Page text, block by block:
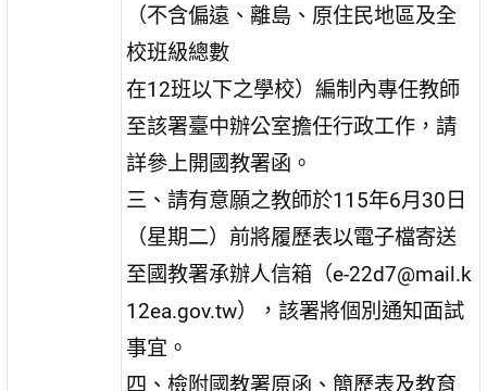
（不含偏遠、離島、原住民地區及全
校班級總數
在12班以下之學校）編制內專任教師
至該署臺中辦公室擔任行政工作，請
詳參上開國教署函。
三、請有意願之教師於115年6月30日
（星期二）前將履歷表以電子檔寄送
至國教署承辦人信箱（e-22d7@mail.k
12ea.gov.tw），該署將個別通知面試
事宜。
四、檢附國教署原函、簡歷表及教育